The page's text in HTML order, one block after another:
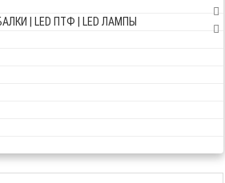
| LED ПТФ | LED ЛАМПЫ